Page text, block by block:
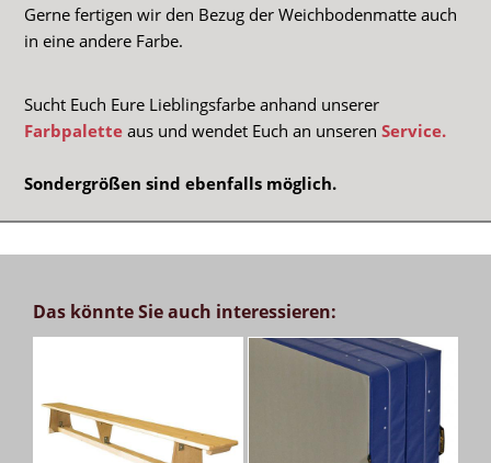
Gerne fertigen wir den Bezug der Weichbodenmatte auch
in eine andere Farbe.
Sucht Euch Eure Lieblingsfarbe anhand unserer
Farbpalette aus und wendet Euch an unserenService.
Sondergrößen sind ebenfalls möglich.
Das könnte Sie auch interessieren: